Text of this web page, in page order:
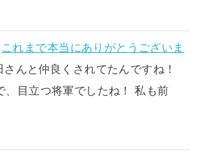
これまで本当にありがとうございま
さんと仲良くされてたんですね！
、目立つ将軍でしたね！ 私も前